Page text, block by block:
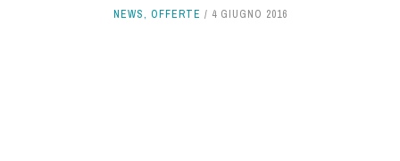
NEWS, OFFERTE 4 GIUGNO 2016